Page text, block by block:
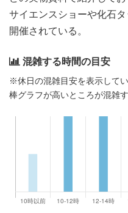
サイエンスショーや化石
開催されている。
混雑する時間の目安
※休日の混雑目安を表示してい
棒グラフが高いところが混雑